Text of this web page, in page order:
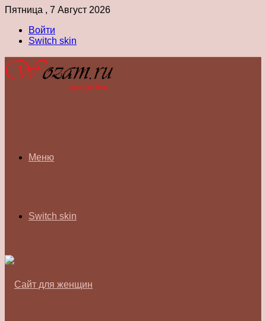
Пятница , 7 Август 2026
Войти
Switch skin
Меню
Switch skin